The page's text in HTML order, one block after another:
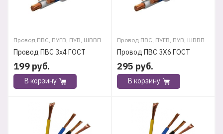
Провод ПВС, ПУГВ, ПУВ, ШВВП
Провод ПВС 3х4 ГОСТ
199 руб.
В корзину
Провод ПВС, ПУГВ, ПУВ, ШВВП
Провод ПВС 3Х6 ГОСТ
295 руб.
В корзину